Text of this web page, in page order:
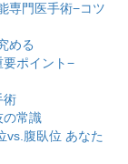
専門医手術−コツ
める
要ポイント−
術
の常識
vs.腹臥位 あなた